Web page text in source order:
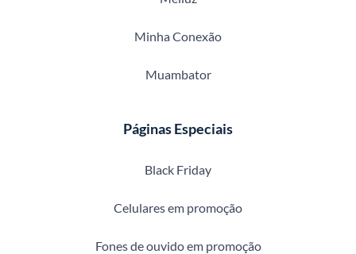
Minha Conexão
Muambator
Páginas Especiais
Black Friday
Celulares em promoção
Fones de ouvido em promoção